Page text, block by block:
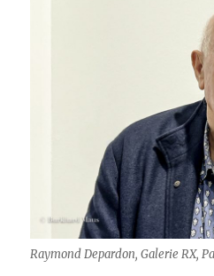
Raymond Depardon, Galerie RX,